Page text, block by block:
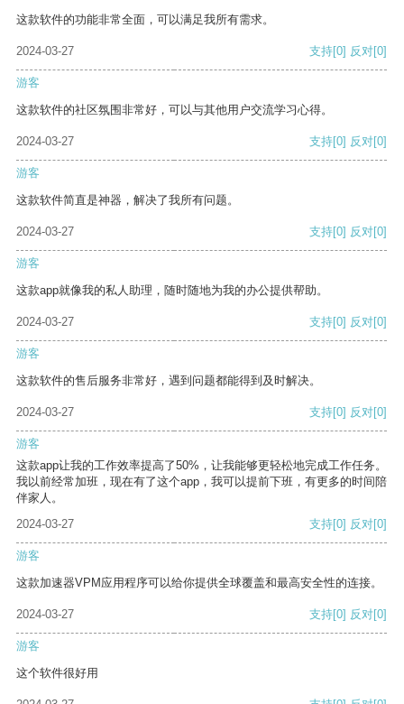
这款软件的功能非常全面，可以满足我所有需求。
2024-03-27 支持[0] 反对[0]
游客
这款软件的社区氛围非常好，可以与其他用户交流学习心得。
2024-03-27 支持[0] 反对[0]
游客
这款软件简直是神器，解决了我所有问题。
2024-03-27 支持[0] 反对[0]
游客
这款app就像我的私人助理，随时随地为我的办公提供帮助。
2024-03-27 支持[0] 反对[0]
游客
这款软件的售后服务非常好，遇到问题都能得到及时解决。
2024-03-27 支持[0] 反对[0]
游客
这款app让我的工作效率提高了50%，让我能够更轻松地完成工作任务。
我以前经常加班，现在有了这个app，我可以提前下班，有更多的时间陪
伴家人。
2024-03-27
支持[0] 反对[0]
游客
这款加速器VPM应用程序可以给你提供全球覆盖和最高安全性的连接。
2024-03-27 支持[0] 反对[0]
游客
这个软件很好用